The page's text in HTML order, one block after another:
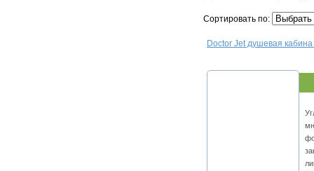
Сортировать по:
Doctor Jet душевая